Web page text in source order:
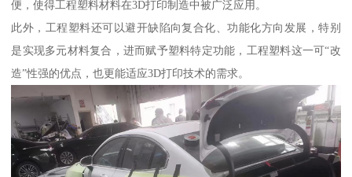
便，使得工程塑料材料在3D打印制造中被广泛应用。
此外，工程塑料还可以避开缺陷向复合化、功能化方向发展，特别
是实现多元材料复合，进而赋予塑料特定功能，工程塑料这一可“改
造”性强的优点，也更能适应3D打印技术的需求。